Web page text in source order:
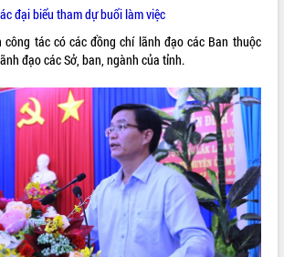
đại biểu tham dự buổi làm việc
công tác có các đồng chí lãnh đạo các Ban thuộc
đạo các Sở, ban, ngành của tỉnh.